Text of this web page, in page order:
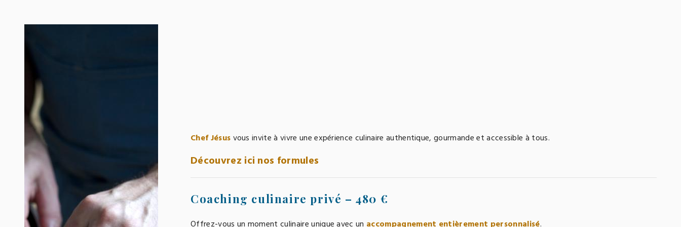
Chef Jésusvous invite à vivre une expérience culinaire authentique, gourmande et accessible à tous.
Découvrez ici nos formules
Coaching culinaire privé – 480 €